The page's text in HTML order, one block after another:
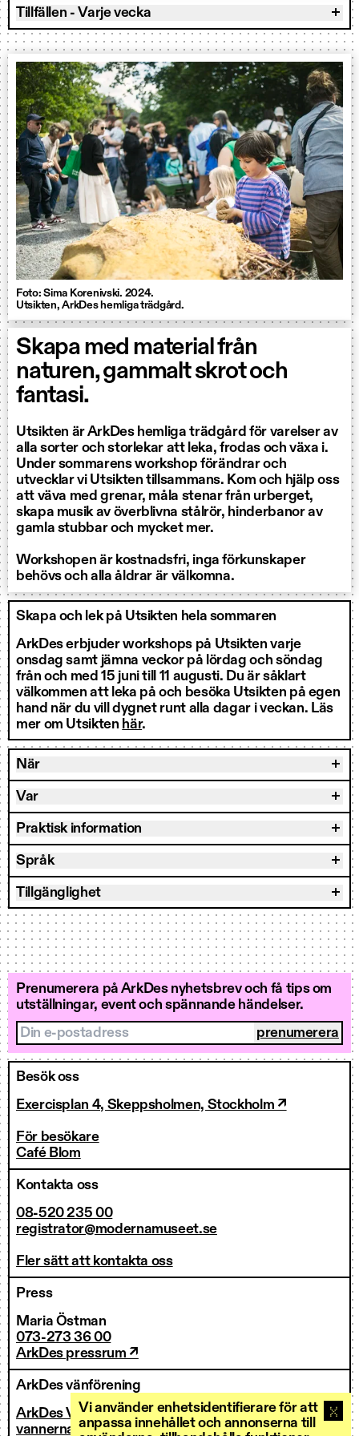
Vi använder enhetsidentifierare för att
anpassa innehållet och annonserna till
Tillfällen - Varje vecka
Foto: Sima Korenivski. 2024.
Utsikten, ArkDes hemliga trädgård.
Skapa med material från
naturen, gammalt skrot och
fantasi.
‌Utsikten är ArkDes hemliga trädgård för varelser av
alla sorter och storlekar att leka, frodas och växa i.
Under sommarens workshop förändrar och
utvecklar vi Utsikten tillsammans. Kom och hjälp oss
att väva med grenar, måla stenar från urberget,
skapa musik av överblivna stålrör, hinderbanor av
gamla stubbar och mycket mer.
‌Workshopen är kostnadsfri, inga förkunskaper
behövs och alla åldrar är välkomna.
Skapa och lek på Utsikten hela sommaren
‌ArkDes erbjuder workshops på Utsikten varje
onsdag samt jämna veckor på lördag och söndag
från och med 15 juni till 11 augusti. Du är såklart
välkommen att leka på och besöka Utsikten på egen
hand när du vill dygnet runt alla dagar i veckan. Läs
mer om Utsikten här.
När
Var
Praktisk information
Språk
Tillgänglighet
Prenumerera på ArkDes nyhetsbrev och få tips om
utställningar, event och spännande händelser.
Din e-postadress
Besök oss
Exercisplan 4, Skeppsholmen, Stockholm ↗
För besökare
Café Blom
Kontakta oss
08-520 235 00
registrator@modernamuseet.se
Fler sätt att kontakta oss
Press
Maria Östman
073-273 36 00
ArkDes pressrum ↗
ArkDes vänförening
ArkDes Vänner
vannerna@arkdes.se